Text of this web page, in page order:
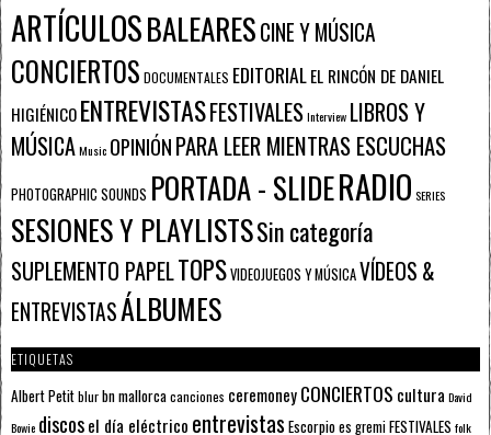
ARTÍCULOSBALEARESCINE Y MÚSICA
CONCIERTOS DOCUMENTALES EDITORIALEL RINCÓN DE DANIEL
HIGIÉNICOENTREVISTASFESTIVALESInterview LIBROS Y
MÚSICAMusic OPINIÓNPARA LEER MIENTRAS ESCUCHAS
PHOTOGRAPHIC SOUNDS PORTADA - SLIDERADIO SERIES
SESIONES Y PLAYLISTSSin categoría
SUPLEMENTO PAPELTOPSVIDEOJUEGOS Y MÚSICAVÍDEOS &
ENTREVISTASÁLBUMES
ETIQUETAS
Albert Petitblurbn mallorcacanciones ceremoneyCONCIERTOS cultura David
Bowie discosel día eléctrico entrevistas Escorpioes gremiFESTIVALES folk